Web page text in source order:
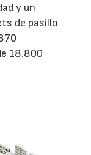
y un
de pasillo
18.800